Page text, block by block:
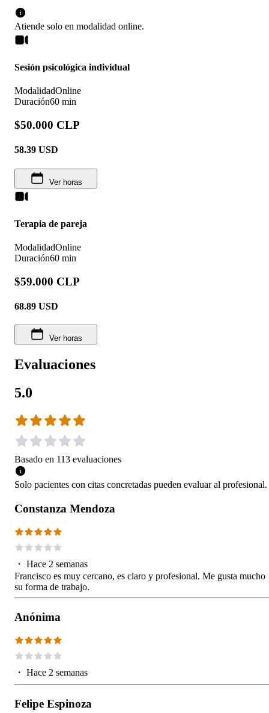
Atiende solo en modalidad online.
Sesión psicológica individual
ModalidadOnline
Duración60 min
$50.000 CLP
58.39 USD
Ver horas
Terapia de pareja
ModalidadOnline
Duración60 min
$59.000 CLP
68.89 USD
Ver horas
Evaluaciones
5.0
Basado en 113 evaluaciones
Solo pacientes con citas concretadas pueden evaluar al profesional.
Constanza Mendoza
・ Hace 2 semanas
Francisco es muy cercano, es claro y profesional. Me gusta mucho
su forma de trabajo.
Anónima
・ Hace 2 semanas
Felipe Espinoza